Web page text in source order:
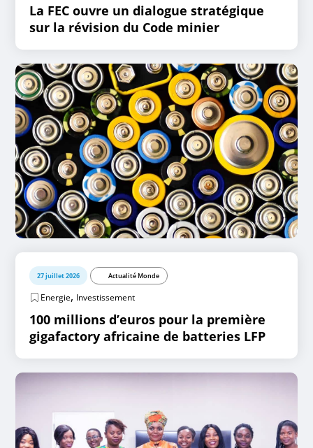
La FEC ouvre un dialogue stratégique
sur la révision du Code minier
27 juillet 2026 Actualité Monde
Energie, Investissement
100 millions d’euros pour la première
gigafactory africaine de batteries LFP